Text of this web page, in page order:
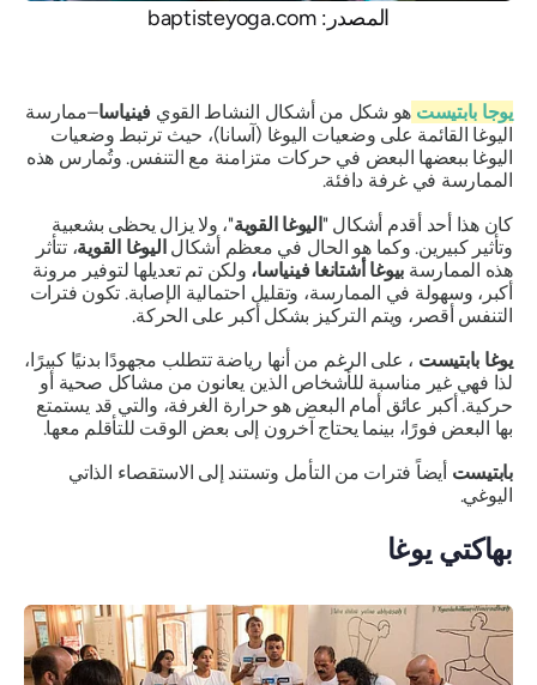
المصدر: baptisteyoga.com
يوجا بابتيستهو شكل من أشكال النشاط القويفينياسا–ممارسة
اليوغا القائمة على وضعيات اليوغا (آسانا)، حيث ترتبط وضعيات
اليوغا ببعضها البعض في حركات متزامنة مع التنفس. وتُمارس هذه
الممارسة في غرفة دافئة.
كان هذا أحد أقدم أشكال "اليوغا القوية"، ولا يزال يحظى بشعبية
وتأثير كبيرين. وكما هو الحال في معظم أشكال اليوغا القوية، تتأثر
هذه الممارسةبيوغا أشتانغا فينياسا،ولكن تم تعديلها لتوفير مرونة
أكبر، وسهولة في الممارسة، وتقليل احتمالية الإصابة. تكون فترات
التنفس أقصر، ويتم التركيز بشكل أكبر على الحركة.
يوغا بابتيست، على الرغم من أنها رياضة تتطلب مجهودًا بدنيًا كبيرًا،
لذا فهي غير مناسبة للأشخاص الذين يعانون من مشاكل صحية أو
حركية. أكبر عائق أمام البعض هو حرارة الغرفة، والتي قد يستمتع
بها البعض فورًا، بينما يحتاج آخرون إلى بعض الوقت للتأقلم معها.
بابتيستأيضاً فترات من التأمل وتستند إلى الاستقصاء الذاتي
اليوغي.
بهاكتي يوغا